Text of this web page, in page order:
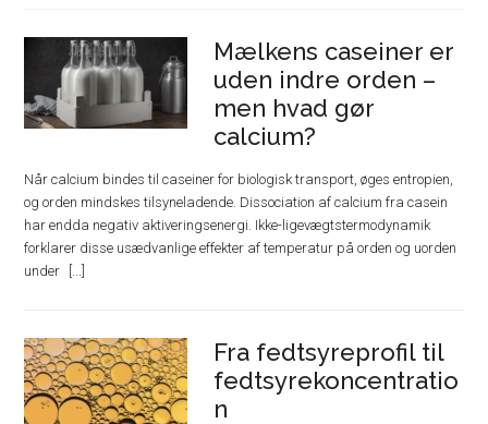
Mælkens caseiner er
uden indre orden –
men hvad gør
calcium?
Når calcium bindes til caseiner for biologisk transport, øges entropien,
og orden mindskes tilsyneladende. Dissociation af calcium fra casein
har endda negativ aktiveringsenergi. Ikke-ligevægtstermodynamik
forklarer disse usædvanlige effekter af temperatur på orden og uorden
under
Fra fedtsyreprofil til
fedtsyrekoncentratio
n